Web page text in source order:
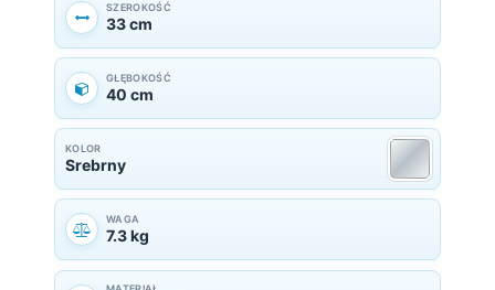
SZEROKOŚĆ
33 cm
GŁĘBOKOŚĆ
40 cm
KOLOR
Srebrny
WAGA
7.3 kg